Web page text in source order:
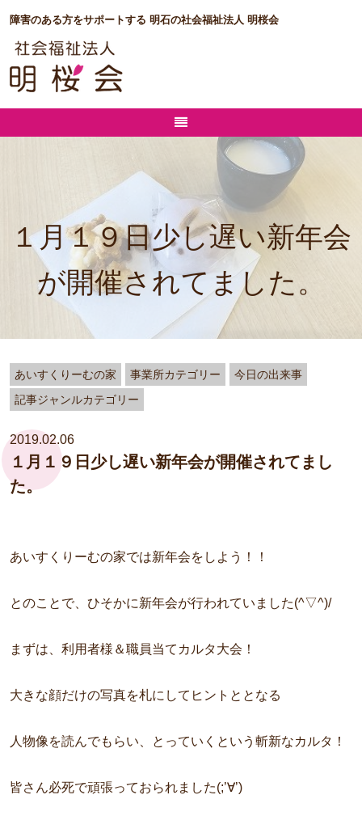
障害のある方をサポートする 明石の社会福祉法人 明桜会
１月１９日少し遅い新年会
が開催されてました。
あいすくりーむの家 事業所カテゴリー
今日の出来事
記事ジャンルカテゴリー
2019.02.06
１月１９日少し遅い新年会が開催されてまし
た。
あいすくりーむの家では新年会をしよう！！
とのことで、ひそかに新年会が行われていました(^▽^)/
まずは、利用者様＆職員当てカルタ大会！
大きな顔だけの写真を札にしてヒントととなる
人物像を読んでもらい、とっていくという斬新なカルタ！
皆さん必死で頑張っておられました(;’∀’)